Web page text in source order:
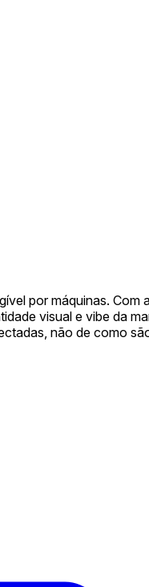
por máquinas.
visual e vibe da
não de como